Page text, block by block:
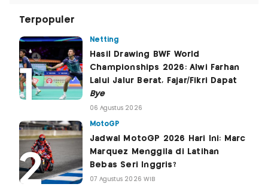
Terpopuler
Netting
Hasil Drawing BWF World
Championships 2026: Alwi Farhan
Lalui Jalur Berat, Fajar/Fikri Dapat
Bye
06 Agustus 2026
MotoGP
Jadwal MotoGP 2026 Hari Ini: Marc
Marquez Menggila di Latihan
Bebas Seri Inggris?
07 Agustus 2026 WIB